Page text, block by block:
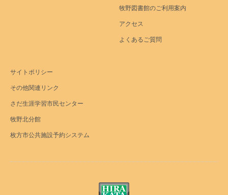
牧野図書館のご利用案内
アクセス
よくあるご質問
サイトポリシー
その他関連リンク
さだ生涯学習市民センター
牧野北分館
枚方市公共施設予約システム